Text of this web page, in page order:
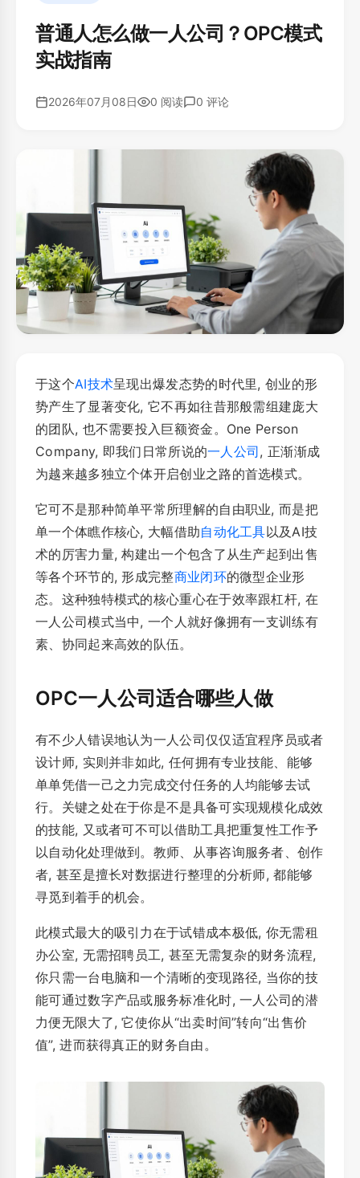
普通人怎么做一人公司？OPC模式
实战指南
2026年07月08日 0 阅读 0 评论
于这个AI技术呈现出爆发态势的时代里, 创业的形
势产生了显著变化, 它不再如往昔那般需组建庞大
的团队, 也不需要投入巨额资金。One Person
Company, 即我们日常所说的一人公司, 正渐渐成
为越来越多独立个体开启创业之路的首选模式。
它可不是那种简单平常所理解的自由职业, 而是把
单一个体瞧作核心, 大幅借助自动化工具以及AI技
术的厉害力量, 构建出一个包含了从生产起到出售
等各个环节的, 形成完整商业闭环的微型企业形
态。这种独特模式的核心重心在于效率跟杠杆, 在
一人公司模式当中, 一个人就好像拥有一支训练有
素、协同起来高效的队伍。
OPC一人公司适合哪些人做
有不少人错误地认为一人公司仅仅适宜程序员或者
设计师, 实则并非如此, 任何拥有专业技能、能够
单单凭借一己之力完成交付任务的人均能够去试
行。关键之处在于你是不是具备可实现规模化成效
的技能, 又或者可不可以借助工具把重复性工作予
以自动化处理做到。教师、从事咨询服务者、创作
者, 甚至是擅长对数据进行整理的分析师, 都能够
寻觅到着手的机会。
此模式最大的吸引力在于试错成本极低, 你无需租
办公室, 无需招聘员工, 甚至无需复杂的财务流程,
你只需一台电脑和一个清晰的变现路径, 当你的技
能可通过数字产品或服务标准化时, 一人公司的潜
力便无限大了, 它使你从“出卖时间”转向“出售价
值”, 进而获得真正的财务自由。